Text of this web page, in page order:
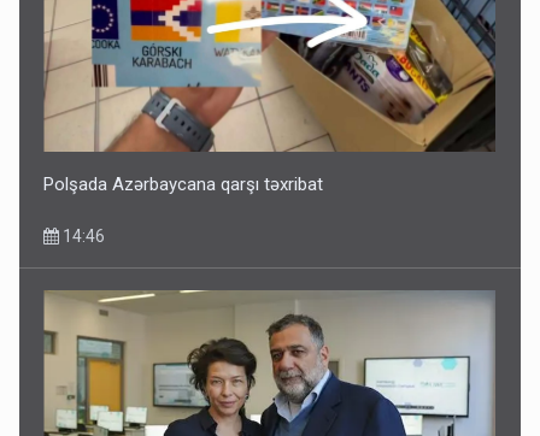
Geri çağırılan səfir Abel Məhərrəmovun oğludur - DOSYE
Polşada Azərbaycana qarşı təxribat
14:46